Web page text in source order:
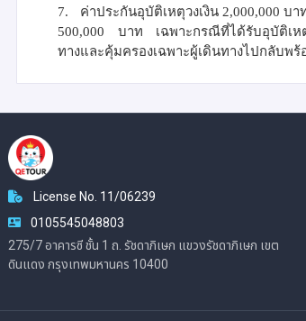
7.
ค่าประกันอุบัติเหตุวงเงิน 2,000,000
500,000 บาท เฉพาะกรณีที่ได้รับอุบัติเหตุ
ทางและคุ้มครองเฉพาะผู้เดินทางไปกลับพร้
License No. 11/06239
0105545048803
275/7 อาคารซี ชั้น 1 ถ. รัชดาภิเษก แขวงรัชดาภิเษก เขต
ดินแดง กรุงเทพมหานคร 10400